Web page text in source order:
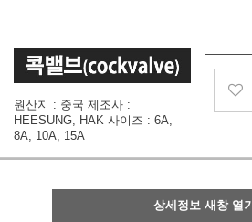
원산지 : 중국 제조사 :
HEESUNG, HAK 사이즈 : 6A,
8A, 10A, 15A
상세정보 새창 열기